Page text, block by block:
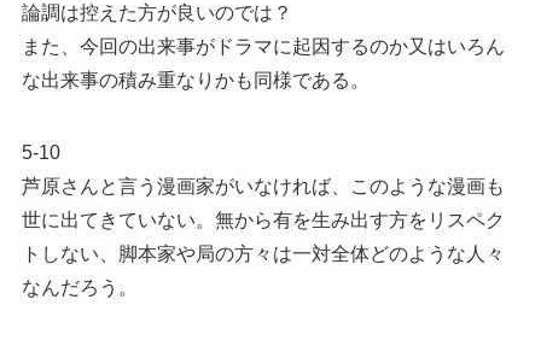
論調は控えた方が良いのでは？
また、今回の出来事がドラマに起因するのか又はいろん
な出来事の積み重なりかも同様である。
5-10
芦原さんと言う漫画家がいなければ、このような漫画も
世に出てきていない。無から有を生み出す方をリスペク
トしない、脚本家や局の方々は一対全体どのような人々
なんだろう。